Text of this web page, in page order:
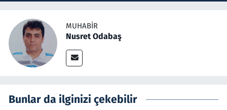
MUHABIR
Nusret Odabaş
Bunlar da ilginizi çekebilir